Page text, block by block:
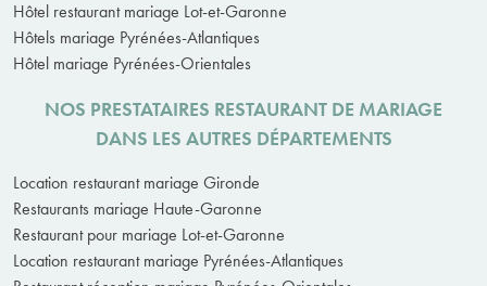
Hôtel restaurant mariage Lot-et-Garonne
Hôtels mariage Pyrénées-Atlantiques
Hôtel mariage Pyrénées-Orientales
NOS PRESTATAIRES RESTAURANT DE MARIAGE
DANS LES AUTRES DÉPARTEMENTS
Location restaurant mariage Gironde
Restaurants mariage Haute-Garonne
Restaurant pour mariage Lot-et-Garonne
Location restaurant mariage Pyrénées-Atlantiques